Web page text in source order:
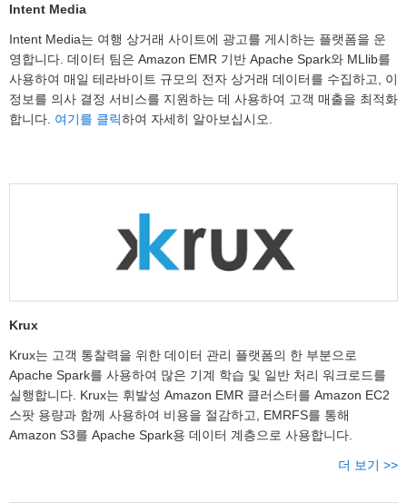
Intent Media
Intent Media는 여행 상거래 사이트에 광고를 게시하는 플랫폼을 운
영합니다. 데이터 팀은 Amazon EMR 기반 Apache Spark와 MLlib를
사용하여 매일 테라바이트 규모의 전자 상거래 데이터를 수집하고, 이
정보를 의사 결정 서비스를 지원하는 데 사용하여 고객 매출을 최적화
합니다. 여기를 클릭하여 자세히 알아보십시오.
Krux
Krux는 고객 통찰력을 위한 데이터 관리 플랫폼의 한 부분으로
Apache Spark를 사용하여 많은 기계 학습 및 일반 처리 워크로드를
실행합니다. Krux는 휘발성 Amazon EMR 클러스터를 Amazon EC2
스팟 용량과 함께 사용하여 비용을 절감하고, EMRFS를 통해
Amazon S3를 Apache Spark용 데이터 계층으로 사용합니다.
더 보기 >>